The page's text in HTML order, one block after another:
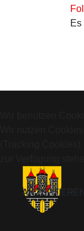
AKZEPTIEREN